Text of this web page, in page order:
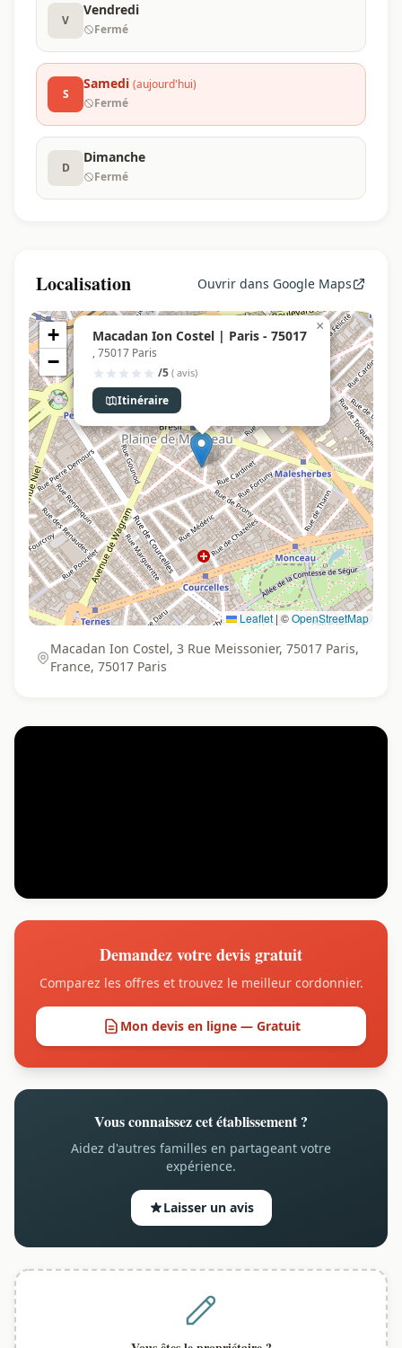
V
Vendredi
Fermé
S
Samedi (aujourd'hui)
Fermé
D
Dimanche
Fermé
Localisation Ouvrir dans Google Maps
Macadan Ion Costel | Paris - 75017
, 75017 Paris
/5 ( avis)
Itinéraire
×
+
−
Leaflet | ©OpenStreetMap
Macadan Ion Costel, 3 Rue Meissonier, 75017 Paris,
France, 75017 Paris
Demandez votre devis gratuit
Comparez les offres et trouvez le meilleur cordonnier.
Mon devis en ligne — Gratuit
Vous connaissez cet établissement ?
Aidez d'autres familles en partageant votre
expérience.
Laisser un avis